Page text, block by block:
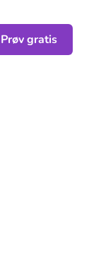
Prøv gratis